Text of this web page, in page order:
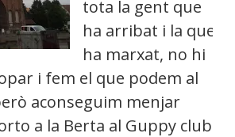
tota la gent que
ha arribat i la que
ha marxat, no hi
i fem el que podem al
aconseguim menjar
a la Berta al Guppy club